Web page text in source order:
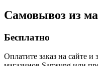
Самовывоз из
Бесплатно
Оплатите заказ на сайте